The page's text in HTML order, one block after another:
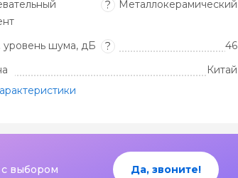
? Металлокерамический
уровень шума, дБ ?
46
Китай
выбором Да, звоните!